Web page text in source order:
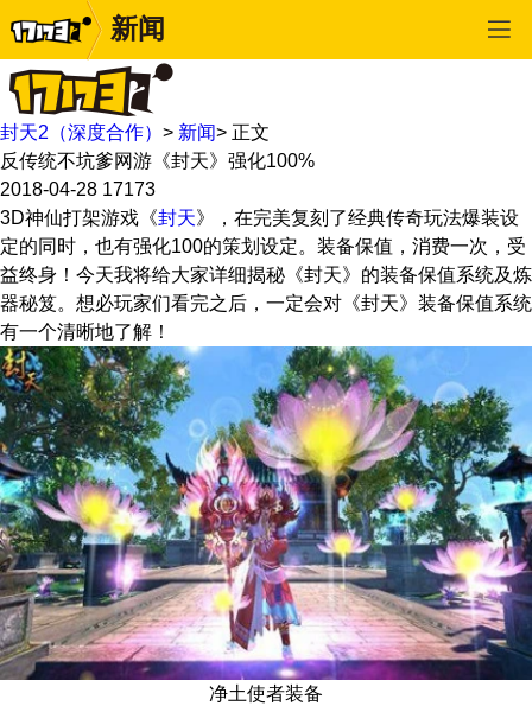
新闻
封天2（深度合作） > 新闻> 正文
反传统不坑爹网游《封天》强化100%
2018-04-28 17173
3D神仙打架游戏《封天》，在完美复刻了经典传奇玩法爆装设
定的同时，也有强化100的策划设定。装备保值，消费一次，受
益终身！今天我将给大家详细揭秘《封天》的装备保值系统及炼
器秘笈。想必玩家们看完之后，一定会对《封天》装备保值系统
有一个清晰地了解！
净土使者装备